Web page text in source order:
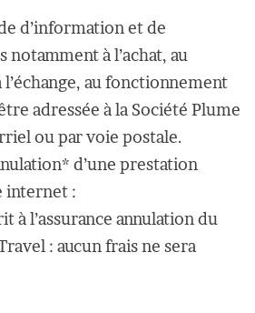
d’information et de
notamment à l’achat, au
au fonctionnement
adressée à la Société Plume
ou par voie postale.
d’une prestation
internet :
à l’assurance annulation du
: aucun frais ne sera